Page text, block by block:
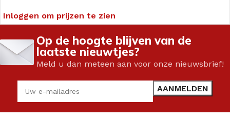
Inloggen om prijzen te zien
Op de hoogte blijven van de
laatste nieuwtjes?
Meld u dan meteen aan voor onze nieuwsbrief!